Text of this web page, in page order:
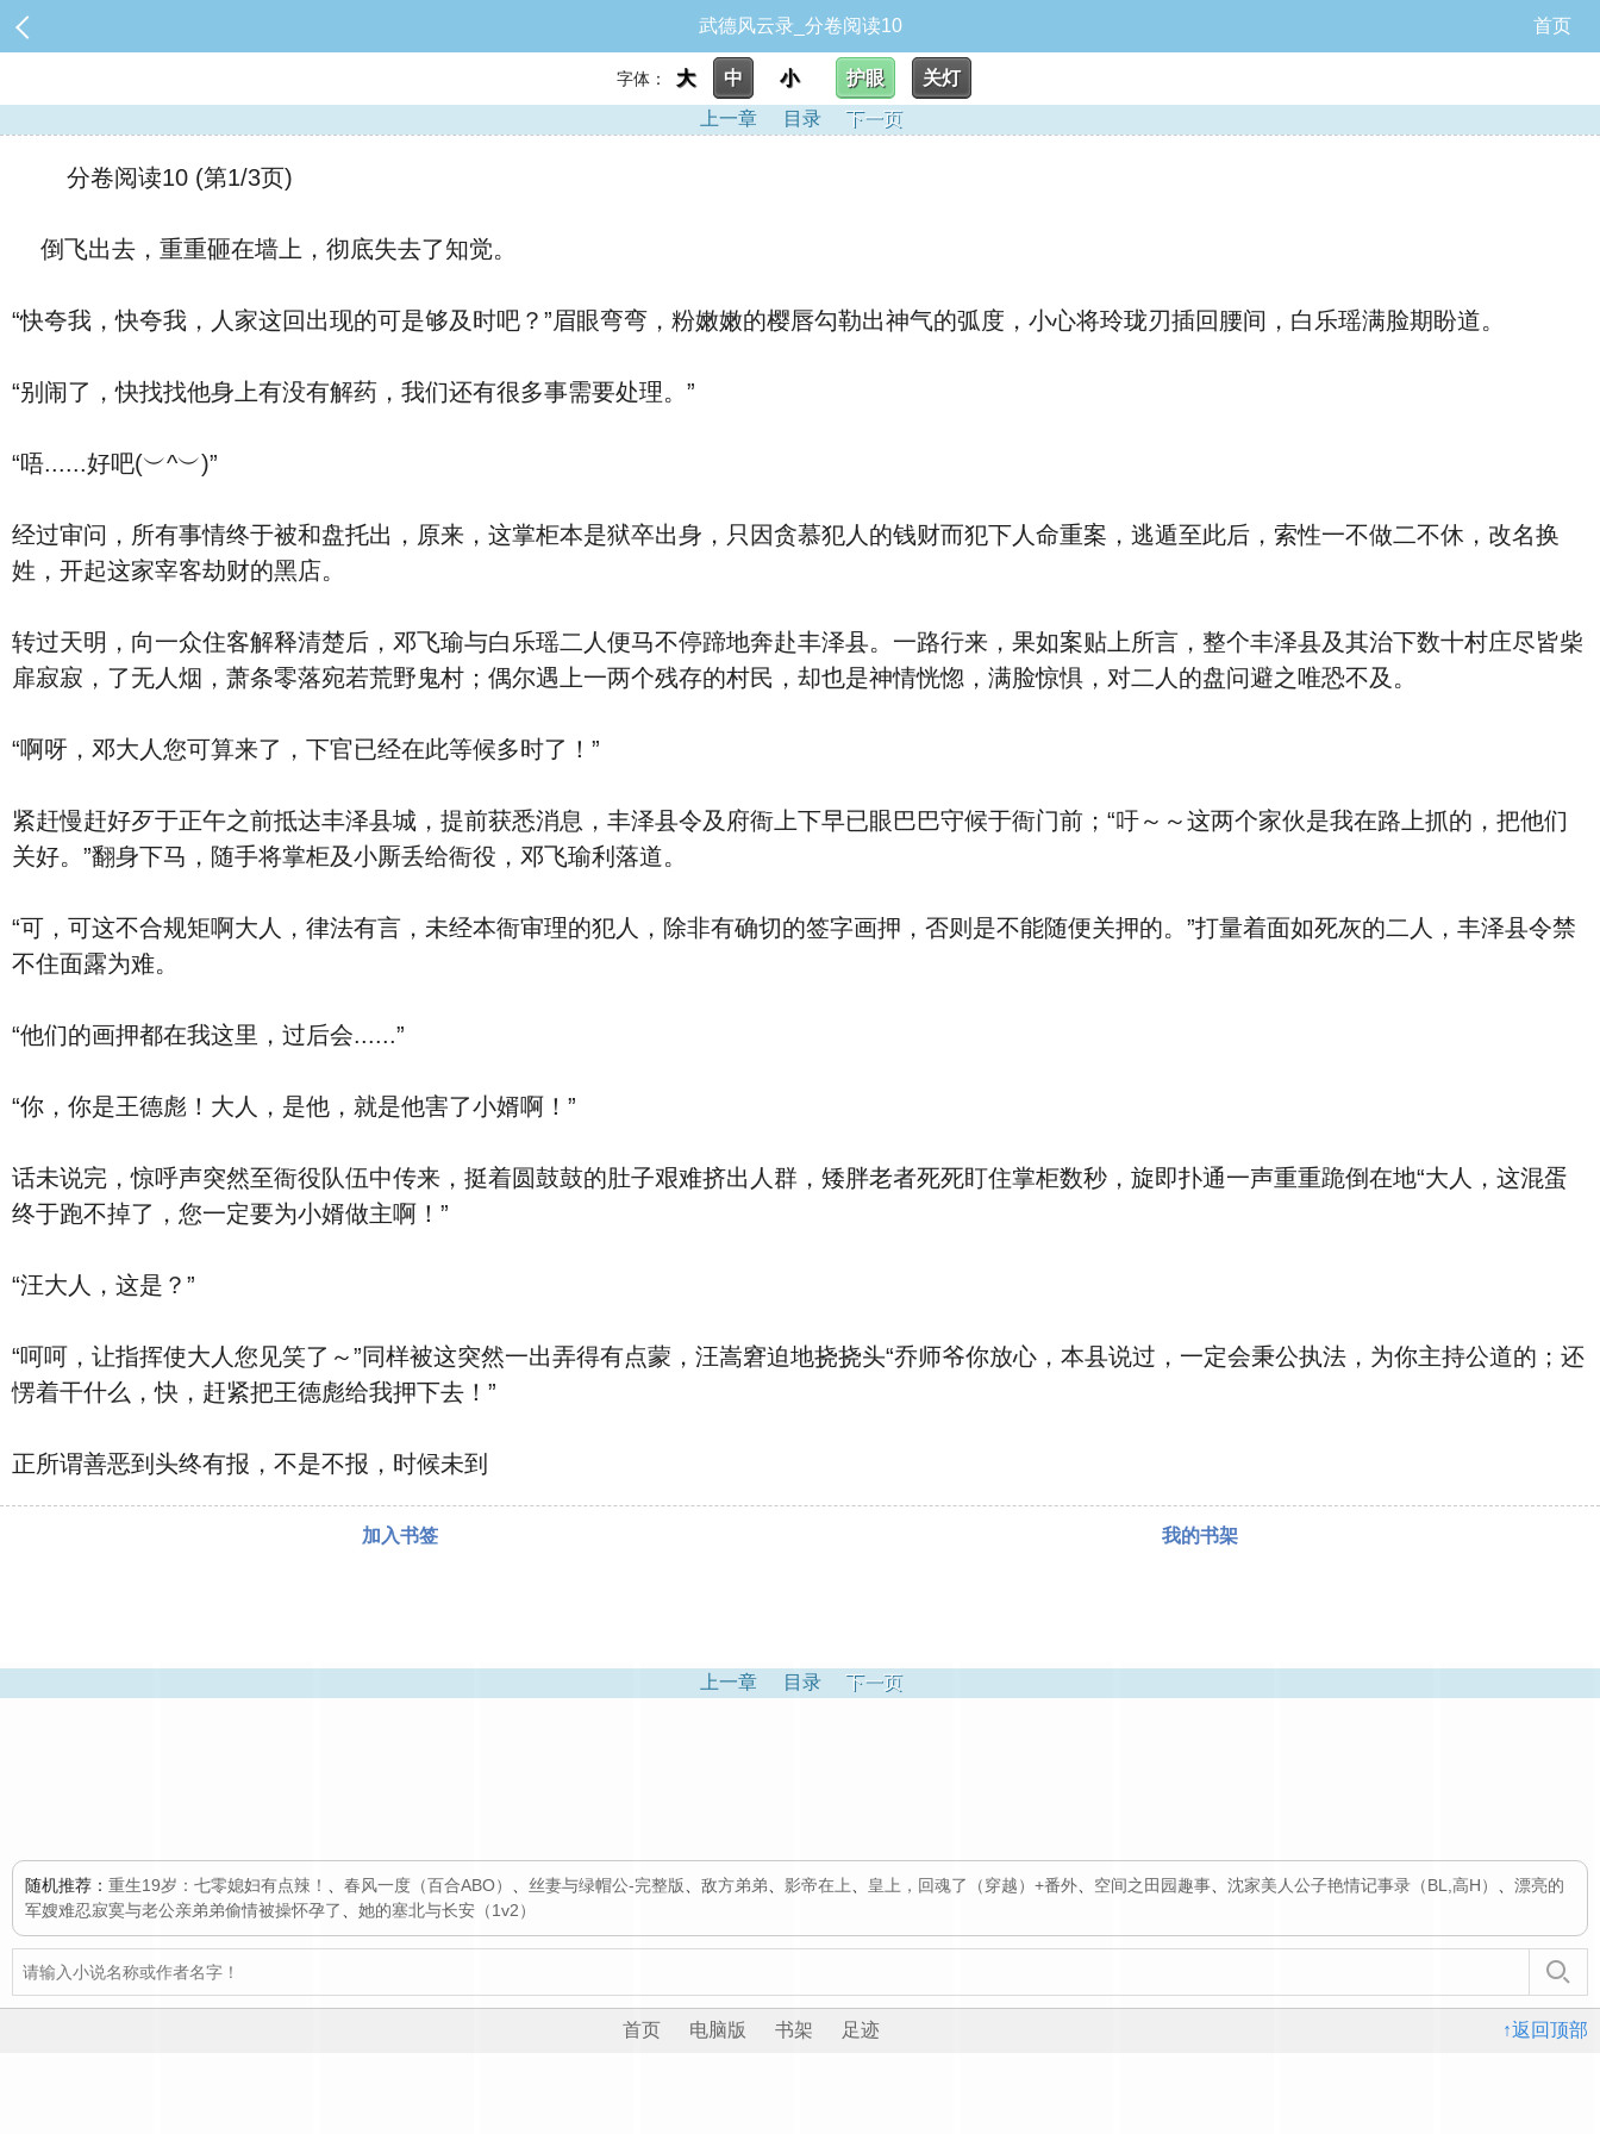
武德风云录_分卷阅读10 首页
字体： 大 中 小 护眼
关灯
上一章
目录 下一页
分卷阅读10 (第1/3页)
倒飞出去，重重砸在墙上，彻底失去了知觉。
“快夸我，快夸我，人家这回出现的可是够及时吧？”眉眼弯弯，粉嫩嫩的樱唇勾勒出神气的弧度，小心将玲珑刃插回腰间，白乐瑶满脸期盼道。
“别闹了，快找找他身上有没有解药，我们还有很多事需要处理。”
“唔......好吧(︶^︶)”
经过审问，所有事情终于被和盘托出，原来，这掌柜本是狱卒出身，只因贪慕犯人的钱财而犯下人命重案，逃遁至此后，索性一不做二不休，改名换
姓，开起这家宰客劫财的黑店。
转过天明，向一众住客解释清楚后，邓飞瑜与白乐瑶二人便马不停蹄地奔赴丰泽县。一路行来，果如案贴上所言，整个丰泽县及其治下数十村庄尽皆柴
扉寂寂，了无人烟，萧条零落宛若荒野鬼村；偶尔遇上一两个残存的村民，却也是神情恍惚，满脸惊惧，对二人的盘问避之唯恐不及。
“啊呀，邓大人您可算来了，下官已经在此等候多时了！”
紧赶慢赶好歹于正午之前抵达丰泽县城，提前获悉消息，丰泽县令及府衙上下早已眼巴巴守候于衙门前；“吁～～这两个家伙是我在路上抓的，把他们
关好。”翻身下马，随手将掌柜及小厮丢给衙役，邓飞瑜利落道。
“可，可这不合规矩啊大人，律法有言，未经本衙审理的犯人，除非有确切的签字画押，否则是不能随便关押的。”打量着面如死灰的二人，丰泽县令禁
不住面露为难。
“他们的画押都在我这里，过后会......”
“你，你是王德彪！大人，是他，就是他害了小婿啊！”
话未说完，惊呼声突然至衙役队伍中传来，挺着圆鼓鼓的肚子艰难挤出人群，矮胖老者死死盯住掌柜数秒，旋即扑通一声重重跪倒在地“大人，这混蛋
终于跑不掉了，您一定要为小婿做主啊！”
“汪大人，这是？”
“呵呵，让指挥使大人您见笑了～”同样被这突然一出弄得有点蒙，汪嵩窘迫地挠挠头“乔师爷你放心，本县说过，一定会秉公执法，为你主持公道的；还
愣着干什么，快，赶紧把王德彪给我押下去！”
正所谓善恶到头终有报，不是不报，时候未到
加入书签 我的书架
上一章 目录 下一页
随机推荐： 重生19岁：七零媳妇有点辣！ 春风一度（百合ABO） 丝妻与绿帽公-完整版 敌方弟弟 影帝在上 皇上，回魂了（穿越）+番外 空间之田园趣事 沈家美人公子艳情记事录（BL,高H）
漂亮的
军嫂难忍寂寞与老公亲弟弟偷情被操怀孕了
她的塞北与长安（1v2）
↑返回顶部
首页 电脑版 书架 足迹